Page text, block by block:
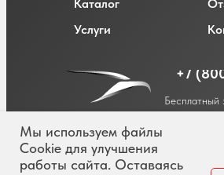
Мы используем файлы
Cookie для улучшения
работы сайта. Оставаясь
Каталог
Услуги
Политика обработки
+7